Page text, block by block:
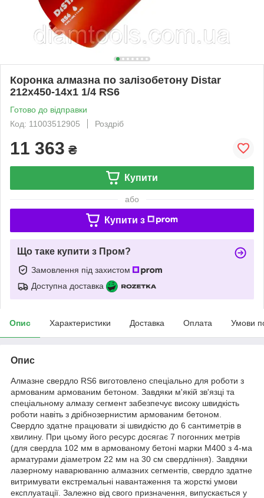
Коронка алмазна по залізобетону Distar
212x450-14x1 1/4 RS6
Готово до відправки
Код: 11003512905
Роздріб
11 363 ₴
Купити
або
Купити з
Що таке купити з Пром?
Замовлення під захистом
Доступна доставка
Опис Характеристики Доставка Оплата Умови
Опис
Алмазне свердло RS6 виготовлено спеціально для роботи з
армованим армованим бетоном. Завдяки м'якій зв'язці та
спеціальному алмазу сегмент забезпечує високу швидкість
роботи навіть з дрібнозернистим армованим бетоном.
Свердло здатне працювати зі швидкістю до 6 сантиметрів в
хвилину. При цьому його ресурс досягає 7 погонних метрів
(для свердла 102 мм в армованому бетоні марки М400 з 4-ма
арматурами діаметром 22 мм на 30 см свердління). Завдяки
лазерному наварюванню алмазних сегментів, свердло здатне
витримувати екстремальні навантаження та жорсткі умови
експлуатації. Залежно від свого призначення, випускається у